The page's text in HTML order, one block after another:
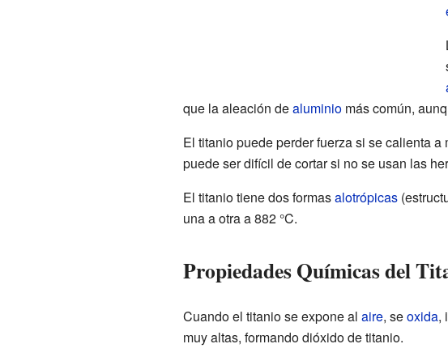
que la aleación dealuminiomás común,
El titanio puede perder fuerza si se calienta
puede ser difícil de cortar si no se usan las
El titanio tiene dos formasalotrópicas
una a otra a 882 °C.
Propiedades Químicas del
Cuando el titanio se expone al aire, seoxida,
muy altas, formando dióxido de titanio.